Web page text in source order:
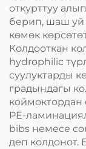
откурттуу
берип, шаш уй
көмөк
Колдооткан
hydrophilic
суулуктарды
градындагы
коймоктордан
PE-
bibs немесе
деп колдонот.